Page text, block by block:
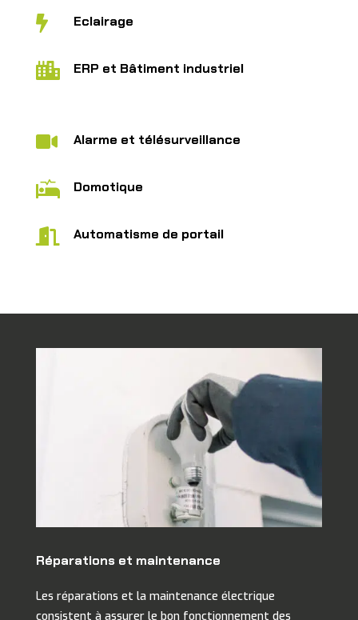
 Eclairage
 ERP et Bâtiment industriel
 Alarme et télésurveillance
 Domotique
 Automatisme de portail
Réparations et maintenance
Les réparations et la maintenance électrique
consistent à assurer le bon fonctionnement des